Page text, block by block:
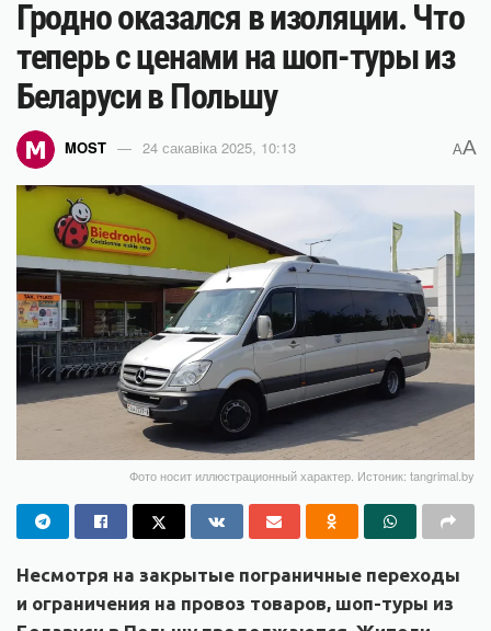
Гродно оказался в изоляции. Что
теперь с ценами на шоп-туры из
Беларуси в Польшу
MOST 24 сакавіка 2025, 10:13 AA
Фото носит иллюстрационный характер. Истоник: tangrimal.by
Несмотря на закрытые пограничные переходы
и ограничения на провоз товаров, шоп-туры из